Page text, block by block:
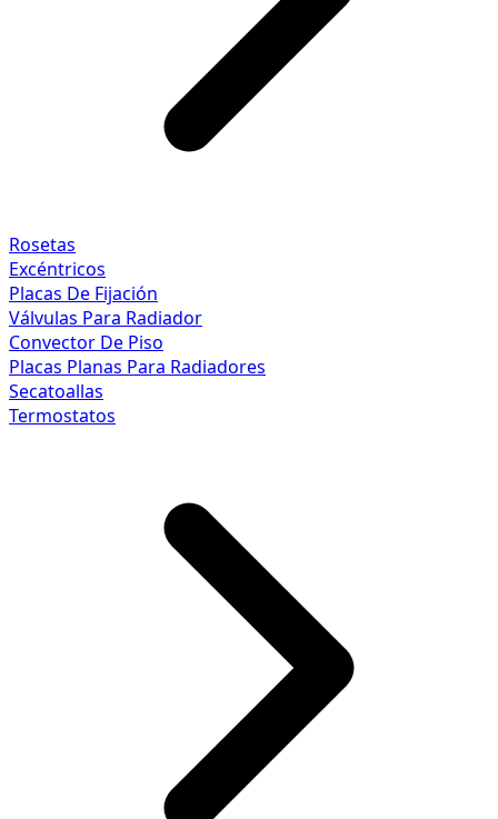
Rosetas
Excéntricos
Placas De Fijación
Válvulas Para Radiador
Convector De Piso
Placas Planas Para Radiadores
Secatoallas
Termostatos